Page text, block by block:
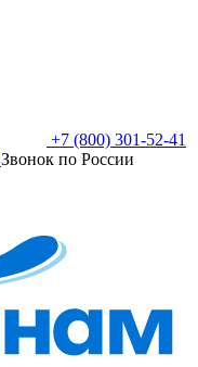
+7 (800) 301-52-41
Звонок по России